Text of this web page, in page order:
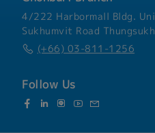
4/222 Harbormall Bldg.
Sukhumvit Road
(+66) 03-811-1256
Follow Us